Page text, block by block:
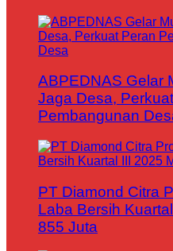
ABPEDNAS Gelar
Jaga Desa,
Pembangunan
PT Diamond Citra
Laba Bersih
855 Juta